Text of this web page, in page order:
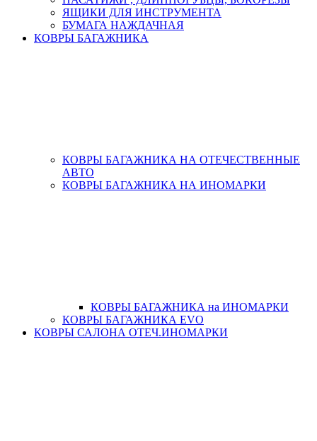
ЯЩИКИ ДЛЯ ИНСТРУМЕНТА
БУМАГА НАЖДАЧНАЯ
КОВРЫ БАГАЖНИКА
КОВРЫ БАГАЖНИКА НА ОТЕЧЕСТВЕННЫЕ
АВТО
КОВРЫ БАГАЖНИКА НА ИНОМАРКИ
КОВРЫ БАГАЖНИКА на ИНОМАРКИ
КОВРЫ БАГАЖНИКА EVO
КОВРЫ САЛОНА ОТЕЧ.ИНОМАРКИ